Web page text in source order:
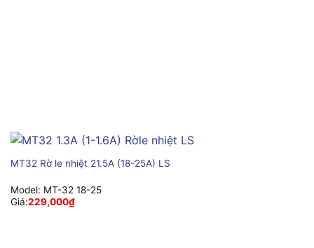
MT32 Rờ le nhiệt 21.5A (18-25A) LS
Model: MT-32 18-25
Giá:229,000₫